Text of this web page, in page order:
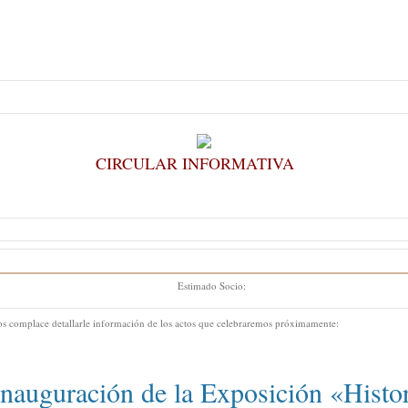
CIRCULAR INFORMATIVA
Estimado Socio:
complace detallarle información de los actos que celebraremos próximamente:
de la Exposición